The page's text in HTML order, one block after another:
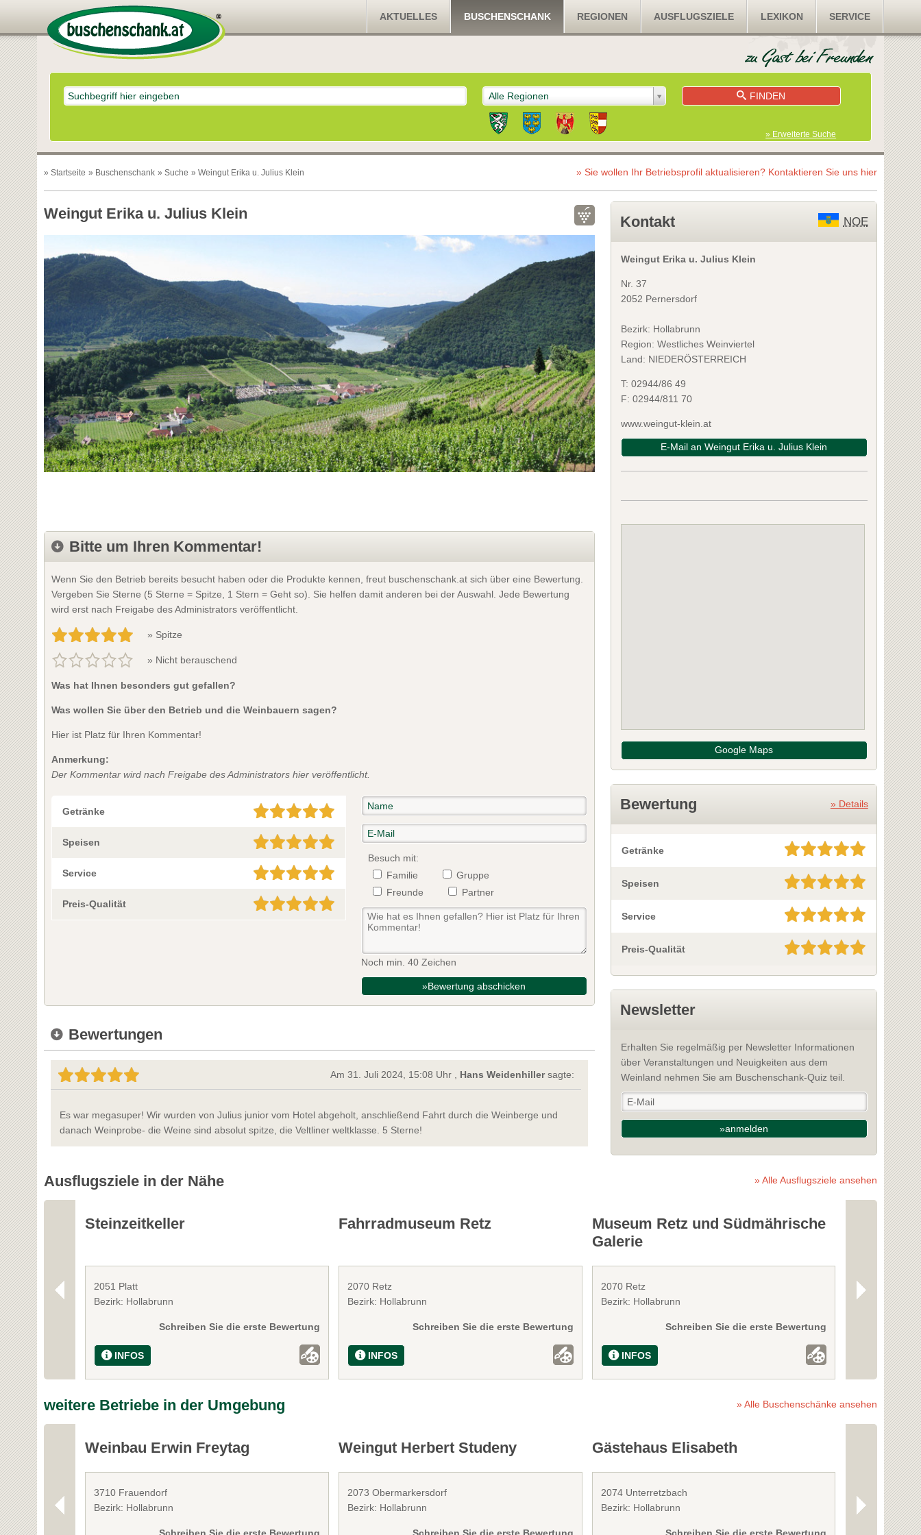
AKTUELLES BUSCHENSCHANK REGIONEN AUSFLUGSZIELE LEXIKON SERVICE
Alle Regionen FINDEN
» Erweiterte Suche
» Startseite » Buschenschank » Suche » Weingut Erika u. Julius Klein
Weingut Erika u. Julius Klein
Bitte um Ihren Kommentar!
Wenn Sie den Betrieb bereits besucht haben oder die Produkte kennen, freut buschenschank.at sich über eine Bewertung.
Vergeben Sie Sterne (5 Sterne = Spitze, 1 Stern = Geht so). Sie helfen damit anderen bei der Auswahl. Jede Bewertung
wird erst nach Freigabe des Administrators veröffentlicht.
» Spitze
» Nicht berauschend
Was hat Ihnen besonders gut gefallen?
Was wollen Sie über den Betrieb und die Weinbauern sagen?
Hier ist Platz für Ihren Kommentar!
Anmerkung:
Der Kommentar wird nach Freigabe des Administrators hier veröffentlicht.
Getränke
Speisen
Service
Preis-Qualität
Besuch mit:
Familie
Gruppe
Freunde
Partner
Noch min. 40 Zeichen
»Bewertung abschicken
Bewertungen
Am 31. Juli 2024, 15:08 Uhr , Hans Weidenhillersagte:
Es war megasuper! Wir wurden von Julius junior vom Hotel abgeholt, anschließend Fahrt durch die Weinberge und
danach Weinprobe- die Weine sind absolut spitze, die Veltliner weltklasse. 5 Sterne!
» Sie wollen Ihr Betriebsprofil aktualisieren? Kontaktieren Sie uns hier
Kontakt NOE
Weingut Erika u. Julius Klein
Nr. 37
2052 Pernersdorf
Bezirk: Hollabrunn
Region: Westliches Weinviertel
Land: NIEDERÖSTERREICH
T: 02944/86 49
F: 02944/811 70
www.weingut-klein.at
E-Mail an Weingut Erika u. Julius Klein
Google Maps
» Details
Bewertung
Getränke
Speisen
Service
Preis-Qualität
Newsletter
Erhalten Sie regelmäßig per Newsletter Informationen
über Veranstaltungen und Neuigkeiten aus dem
Weinland nehmen Sie am Buschenschank-Quiz teil.
»anmelden
Ausflugsziele in der Nähe » Alle Ausflugsziele ansehen
Steinzeitkeller
2051 Platt
Bezirk: Hollabrunn
Schreiben Sie die erste Bewertung
INFOS
Fahrradmuseum Retz
2070 Retz
Bezirk: Hollabrunn
Schreiben Sie die erste Bewertung
INFOS
Museum Retz und Südmährische
Galerie
2070 Retz
Bezirk: Hollabrunn
Schreiben Sie die erste Bewertung
INFOS
Retzer
2070 Retz
Bezirk:
INFOS
weitere Betriebe in der Umgebung » Alle Buschenschänke ansehen
Weinbau Erwin Freytag
3710 Frauendorf
Bezirk: Hollabrunn
Weingut Herbert Studeny
2073 Obermarkersdorf
Bezirk: Hollabrunn
Gästehaus Elisabeth
2074 Unterretzbach
Bezirk: Hollabrunn
Weinhof
3710 Ziersdorf
Bezirk: